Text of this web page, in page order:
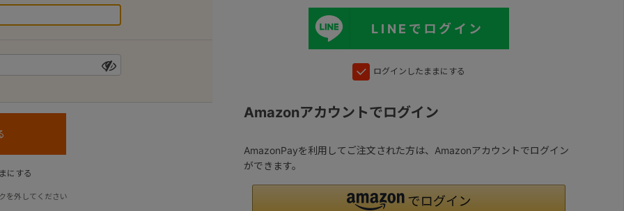
にする
を外してください
LINEでログイン
ログインしたままにする
Amazonアカウントでログイン
AmazonPayを利用してご注文された方は、Amazonアカウントでログイン
ができます。